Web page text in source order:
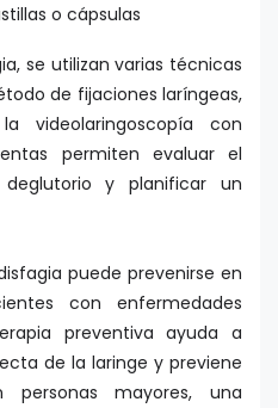
o cápsulas
se utilizan varias técnicas
de fijaciones laríngeas,
videolaringoscopía con
permiten evaluar el
y planificar un
puede prevenirse en
con enfermedades
preventiva ayuda a
de la laringe y previene
mayores, una